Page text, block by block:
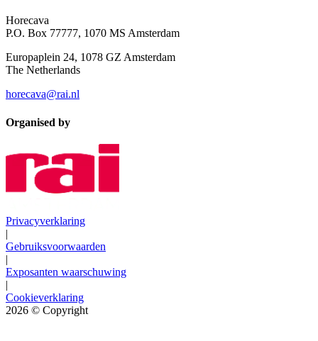
Horecava
P.O. Box 77777, 1070 MS Amsterdam
Europaplein 24, 1078 GZ Amsterdam
The Netherlands
horecava@rai.nl
Organised by
Privacyverklaring
|
Gebruiksvoorwaarden
|
Exposanten waarschuwing
|
Cookieverklaring
2026 © Copyright